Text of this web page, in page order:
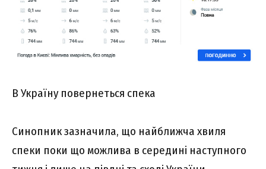
В Україну повернеться спека
Синопник зазначила, що найближча хвиля
спеки поки що можлива в середині наступного